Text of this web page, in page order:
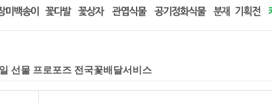
선물 프로포즈 전국꽃배달서비스